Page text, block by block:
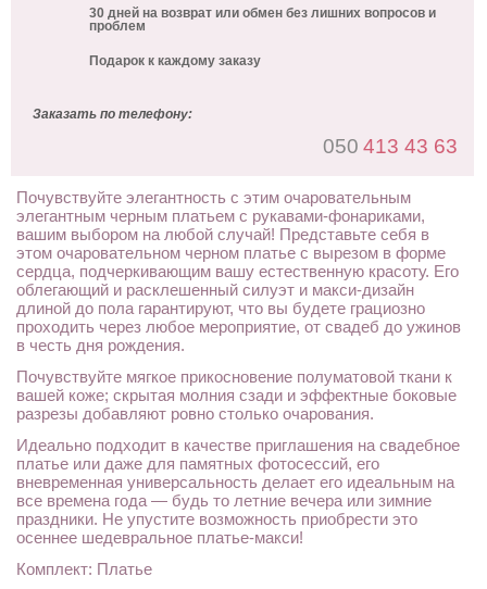
30 дней на возврат или обмен без лишних вопросов и
проблем
Подарок к каждому заказу
Заказать по телефону:
050 413 43 63
Почувствуйте элегантность с этим очаровательным
элегантным черным платьем с рукавами-фонариками,
вашим выбором на любой случай! Представьте себя в
этом очаровательном черном платье с вырезом в форме
сердца, подчеркивающим вашу естественную красоту. Его
облегающий и расклешенный силуэт и макси-дизайн
длиной до пола гарантируют, что вы будете грациозно
проходить через любое мероприятие, от свадеб до ужинов
в честь дня рождения.
Почувствуйте мягкое прикосновение полуматовой ткани к
вашей коже; скрытая молния сзади и эффектные боковые
разрезы добавляют ровно столько очарования.
Идеально подходит в качестве приглашения на свадебное
платье или даже для памятных фотосессий, его
вневременная универсальность делает его идеальным на
все времена года — будь то летние вечера или зимние
праздники. Не упустите возможность приобрести это
осеннее шедевральное платье-макси!
Комплект: Платье